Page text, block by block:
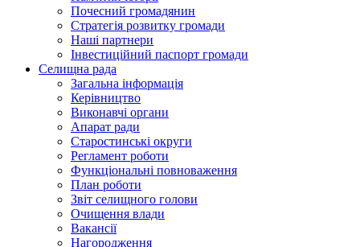
Почесний громадянин
Стратегія розвитку громади
Наші партнери
Інвестиційний паспорт громади
Селищна рада
Загальна інформація
Керівництво
Виконавчі органи
Апарат ради
Старостинські округи
Регламент роботи
Функціональні повноваження
План роботи
Звіт селищного голови
Очищення влади
Вакансії
Нагородження